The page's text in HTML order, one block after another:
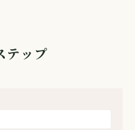
テップ